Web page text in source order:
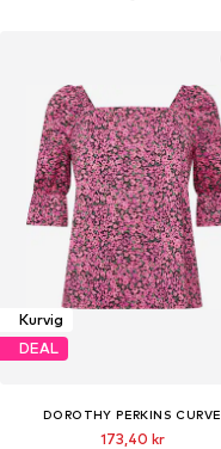
Kurvig
DEAL
DOROTHY PERKINS CURVE
173,40 kr